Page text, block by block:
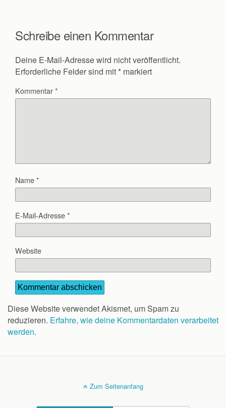
Schreibe einen Kommentar
Deine E-Mail-Adresse wird nicht veröffentlicht.
Erforderliche Felder sind mit * markiert
Kommentar*
Name*
E-Mail-Adresse*
Website
Diese Website verwendet Akismet, um Spam zu
reduzieren. Erfahre, wie deine Kommentardaten verarbeitet
werden.
Zum Seitenanfang